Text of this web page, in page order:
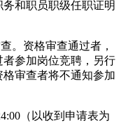
和职员职级任职证明
资格审查通过者，
参加岗位竞聘，另行
审查者将不通知参加
（以收到申请表为